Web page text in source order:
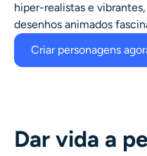
hiper-realistas e
desenhos animados
Criar personagens
Dar vida a